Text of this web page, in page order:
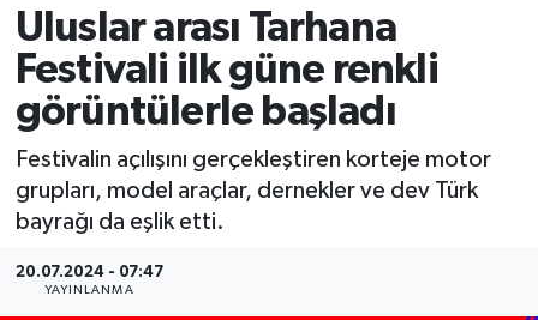
Uluslar arası Tarhana
Festivali ilk güne renkli
görüntülerle başladı
Festivalin açılışını gerçekleştiren korteje motor
grupları, model araçlar, dernekler ve dev Türk
bayrağı da eşlik etti.
20.07.2024 - 07:47
YAYINLANMA
İZMİR
ÖZEL HABER
Programlar